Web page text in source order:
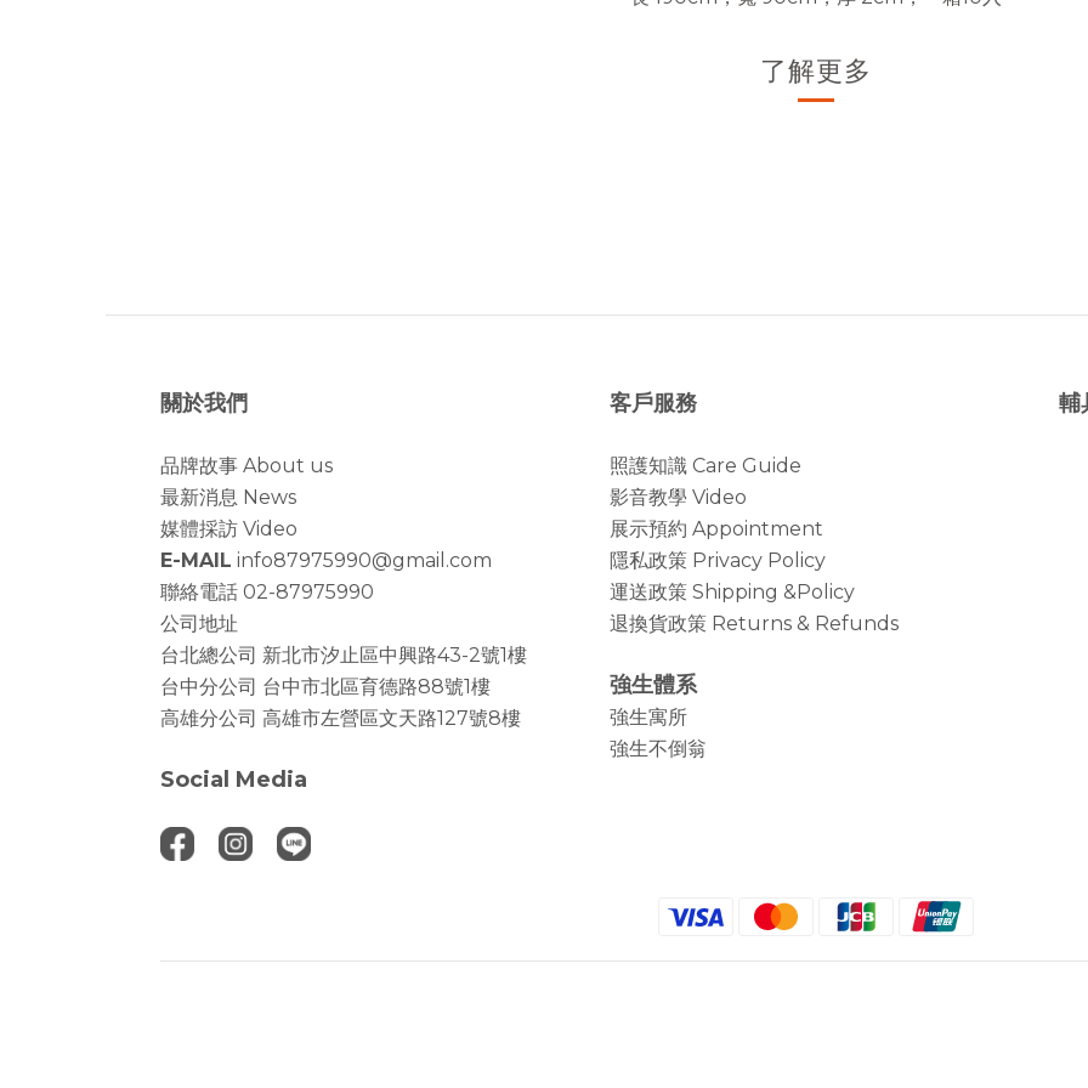
了解更多
關於我們
品牌故事 About us
最新消息 News
媒體採訪 Video
E-MAIL info87975990@gmail.com
聯絡電話 02-87975990
公司地址
台北總公司 新北市汐止區中興路43-2號1樓
台中分公司 台中市北區育德路88號1樓
高雄分公司 高雄市左營區文天路127號8樓
Social Media
客戶服務
照護知識 Care Guide
影音教學 Video
展示預約 Appointment
隱私政策 Privacy Policy
運送政策 Shipping &Policy
退換貨政策 Returns & Refunds
強生體系
強生寓所
強生不倒翁
輔